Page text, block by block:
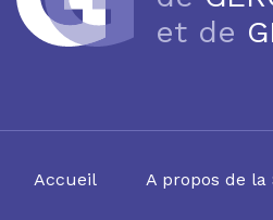
et de
Accueil A propos de la